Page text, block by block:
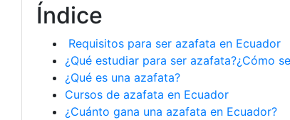
Índice
Requisitos para ser azafata en Ecuador
¿Qué estudiar para ser azafata?¿Cómo
¿Qué es una azafata?
Cursos de azafata en Ecuador
¿Cuánto gana una azafata en Ecuador?